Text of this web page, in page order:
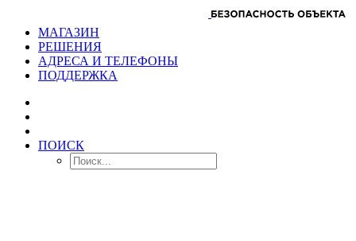
МАГАЗИН
РЕШЕНИЯ
АДРЕСА И ТЕЛЕФОНЫ
ПОДДЕРЖКА
ПОИСК